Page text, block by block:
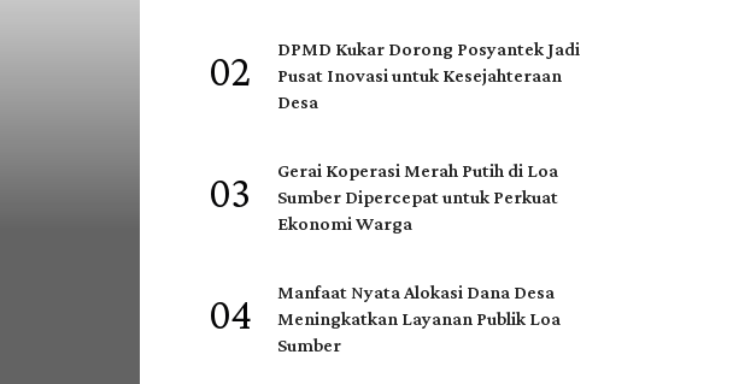
02 DPMD Kukar Dorong Posyantek Jadi
Pusat Inovasi untuk Kesejahteraan
Desa
03 Gerai Koperasi Merah Putih di Loa
Sumber Dipercepat untuk Perkuat
Ekonomi Warga
04 Manfaat Nyata Alokasi Dana Desa
Meningkatkan Layanan Publik Loa
Sumber